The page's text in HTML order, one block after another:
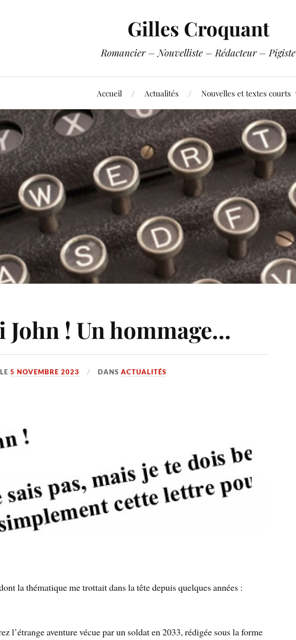
Gilles Croquant
Romancier – Nouvelliste – Rédacteur – Pigiste
Accueil Actualités Nouvelles et textes courts
John ! Un hommage…
LE5 NOVEMBRE 2023 DANSACTUALITÉS
la thématique me trottait dans la tête depuis quelques années :
l’étrange aventure vécue par un soldat en 2033, rédigée sous la forme